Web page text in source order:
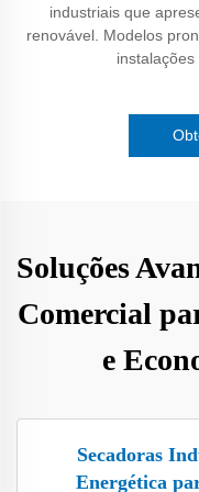
industriais que
renovável. Modelos
instalações
Soluções
Comercial
e
Secadoras
Energética